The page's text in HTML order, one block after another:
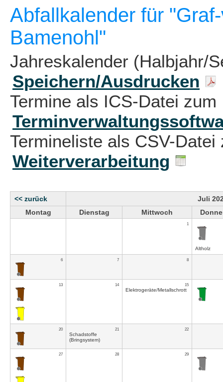
Abfallkalender für
Bamenohl"
Jahreskalender (Halbjahr/
Speichern/Ausdrucken
Termine als ICS-Datei zum
Termineliste als CSV-
Weiterverarbeitung
<< zurück
Juli
Montag
Dienstag Mittwoch
1
Altholz
6 7 8
13 14 15
Elektrogeräte/Metallschrott
20 21
Schadstoffe
(Bringsystem)
22
27 28 29